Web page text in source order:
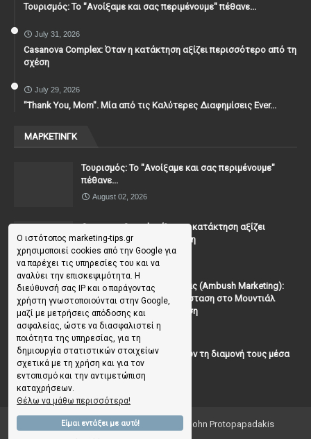
Ο ιστότοπος marketing-tips.gr
χρησιμοποιεί cookies από την Google για
να παρέχει τις υπηρεσίες του και να
αναλύει την επισκεψιμότητα. Η
διεύθυνσή σας IP και ο παράγοντας
χρήστη γνωστοποιούνται στην Google,
μαζί με μετρήσεις απόδοσης και
ασφαλείας, ώστε να διασφαλιστεί η
ποιότητα της υπηρεσίας, για τη
δημιουργία στατιστικών στοιχείων
σχετικά με τη χρήση και για τον
εντοπισμό και την αντιμετώπιση
καταχρήσεων.
Θέλω να μάθω περισσότερα!
Είμαι εντάξει με αυτό!
Τουρισμός: Το "Ανοίξαμε και σας περιμένουμε" πέθανε...
July 31, 2026
Casanova Complex: Όταν η κατάκτηση αξίζει περισσότερο από τη
σχέση
July 29, 2026
"Thank You, Mοm". Μία από τις Καλύτερες Διαφημίσεις Ever...
ΜΑΡΚΕΤΙΝΓΚ
Τουρισμός: Το "Ανοίξαμε και σας περιμένουμε"
πέθανε...
August 02, 2026
Casanova Complex: Όταν η κατάκτηση αξίζει
περισσότερο από τη σχέση
July 31, 2026
To Μάρκετινγκ της Ενέδρας (Ambush Marketing):
Πώς να κλέψεις την παράσταση στο Μουντιάλ
χωρίς (επίσημη) πρόσκληση
July 19, 2026
Γιατί οι επισκέπτες ξεχνούν τη διαμονή τους μέσα
σε 48 ώρες;
July 10, 2026
Copyright ©2026 Marketing Tips | by John Protopapadakis